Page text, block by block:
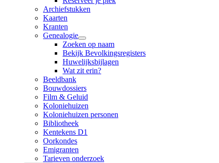
Archiefstukken
Kaarten
Kranten
Genealogie
Zoeken op naam
Bekijk Bevolkingsregisters
Huwelijksbijlagen
Wat zit erin?
Beeldbank
Bouwdossiers
Film & Geluid
Koloniehuizen
Koloniehuizen personen
Bibliotheek
Kentekens D1
Oorkondes
Emigranten
Tarieven onderzoek